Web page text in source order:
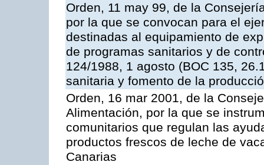
Orden, 11 may 99, de la
por la que se convocan para el
destinadas al equipamiento de
de programas sanitarios y de
124/1988, 1 agosto (BOC 135,
sanitaria y fomento de la
Orden, 16 mar 2001, de la
Alimentación, por la que se
comunitarios que regulan las
productos frescos de leche de
Canarias